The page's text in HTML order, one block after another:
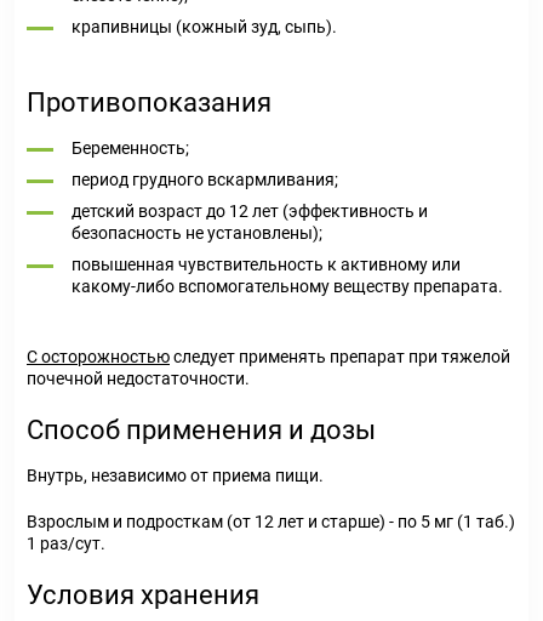
крапивницы (кожный зуд, сыпь).
Противопоказания
Беременность;
период грудного вскармливания;
детский возраст до 12 лет (эффективность и
безопасность не установлены);
повышенная чувствительность к активному или
какому-либо вспомогательному веществу препарата.
С осторожностьюследует применять препарат при тяжелой
почечной недостаточности.
Способ применения и дозы
Внутрь, независимо от приема пищи.
Взрослым и подросткам (от 12 лет и старше) - по 5 мг (1 таб.)
1 раз/сут.
Условия хранения